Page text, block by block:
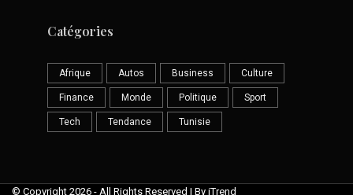
Catégories
Afrique Autos Business Culture
Finance Monde Politique Sport
Tech Tendance Tunisie
© Copyright 2026 - All Rights Reserved | By iTrend